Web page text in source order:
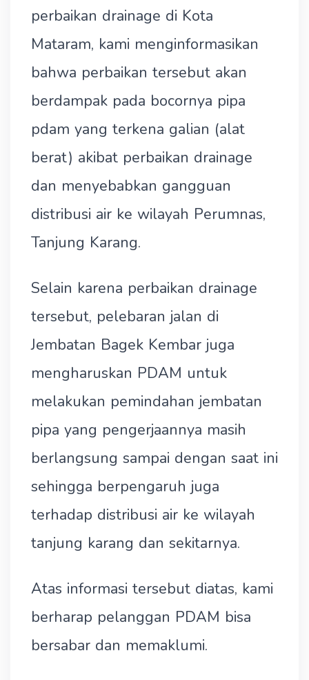
perbaikan drainage di Kota
Mataram, kami menginformasikan
bahwa perbaikan tersebut akan
berdampak pada bocornya pipa
pdam yang terkena galian (alat
berat) akibat perbaikan drainage
dan menyebabkan gangguan
distribusi air ke wilayah Perumnas,
Tanjung Karang.
Selain karena perbaikan drainage
tersebut, pelebaran jalan di
Jembatan Bagek Kembar juga
mengharuskan PDAM untuk
melakukan pemindahan jembatan
pipa yang pengerjaannya masih
berlangsung sampai dengan saat ini
sehingga berpengaruh juga
terhadap distribusi air ke wilayah
tanjung karang dan sekitarnya.
Atas informasi tersebut diatas, kami
berharap pelanggan PDAM bisa
bersabar dan memaklumi.